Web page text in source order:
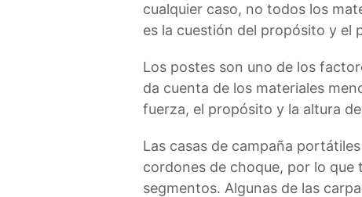
cualquier caso, no todos los
es la cuestión del propósito y el
Los postes son uno de los
da cuenta de los materiales
fuerza, el propósito y la altura
Las casas de campaña
cordones de choque, por lo que
segmentos. Algunas de las